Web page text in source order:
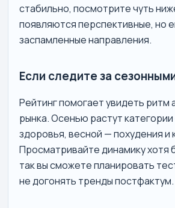
стабильно, посмотрите чуть
появляются перспективные, но
заспамленные направления.
Если следите за
Рейтинг помогает увидеть ритм
рынка. Осенью растут категории
здоровья, весной — похудения и
Просматривайте динамику хотя
так вы сможете планировать
не догонять тренды постфактум.